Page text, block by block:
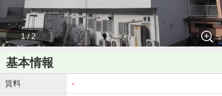
1 / 2
基本情報
賃料 -